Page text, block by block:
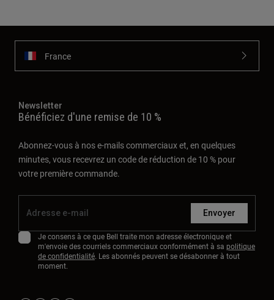
France
Newsletter
Bénéficiez d'une remise de 10 %
Abonnez-vous à nos e-mails commerciaux et, en quelques
minutes, vous recevrez un code de réduction de 10 % pour
votre première commande.
Envoyer
Je consens à ce que Bell traite mon adresse électronique et
m'envoie des courriels commerciaux conformément à sa politique
de confidentialité. Les abonnés peuvent se désabonner à tout
moment.